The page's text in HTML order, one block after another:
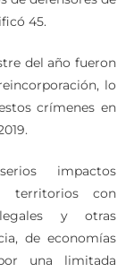
defensores de
del año fueron
lo
crímenes en
impactos
territorios con
y otras
de economías